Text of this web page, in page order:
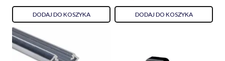
DODAJ DO KOSZYKA DODAJ DO KOSZYKA